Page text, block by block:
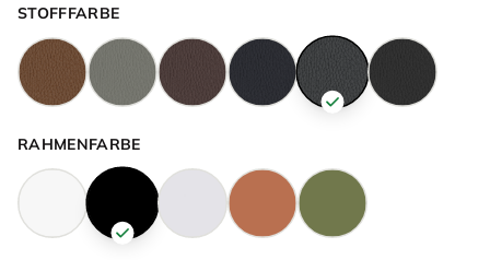
STOFFFARBE
RAHMENFARBE